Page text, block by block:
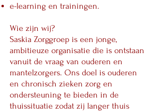
e-learning en trainingen.
Wie zijn wij?
Saskia Zorggroep is een jonge,
ambitieuze organisatie die is ontstaan
vanuit de vraag van ouderen en
mantelzorgers. Ons doel is ouderen
en chronisch zieken zorg en
ondersteuning te bieden in de
thuissituatie zodat zij langer thuis